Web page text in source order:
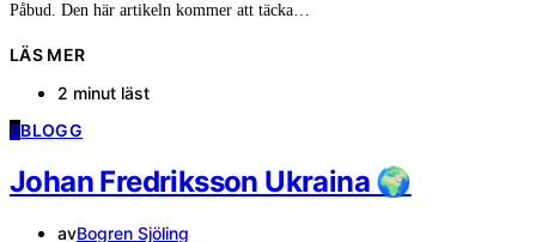
Påbud. Den här artikeln kommer att täcka…
LÄS MER
2 minut läst
BBLOGG
Johan Fredriksson Ukraina 🌍
avBogren Sjöling